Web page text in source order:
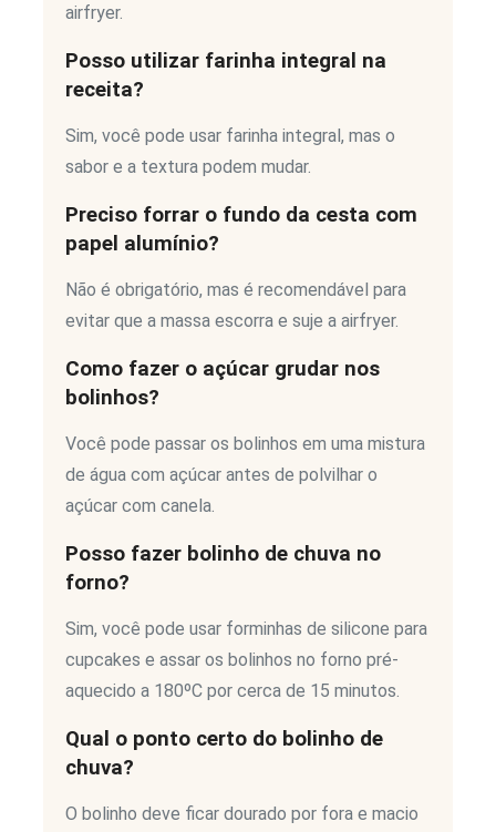
airfryer.
Posso utilizar farinha integral na
receita?
Sim, você pode usar farinha integral, mas o
sabor e a textura podem mudar.
Preciso forrar o fundo da cesta com
papel alumínio?
Não é obrigatório, mas é recomendável para
evitar que a massa escorra e suje a airfryer.
Como fazer o açúcar grudar nos
bolinhos?
Você pode passar os bolinhos em uma mistura
de água com açúcar antes de polvilhar o
açúcar com canela.
Posso fazer bolinho de chuva no
forno?
Sim, você pode usar forminhas de silicone para
cupcakes e assar os bolinhos no forno pré-
aquecido a 180ºC por cerca de 15 minutos.
Qual o ponto certo do bolinho de
chuva?
O bolinho deve ficar dourado por fora e macio